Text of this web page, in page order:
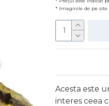
* Imaginile de pe
Acesta este
interes ceea